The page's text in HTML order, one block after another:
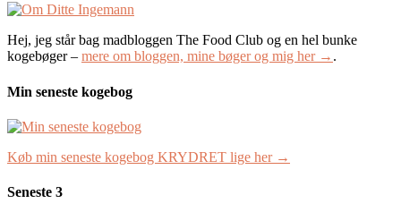
Hej, jeg står bag madbloggen The Food Club og en hel bunke
kogebøger – mere om bloggen, mine bøger og mig her → .
Min seneste kogebog
Køb min seneste kogebog KRYDRET lige her →
Seneste 3